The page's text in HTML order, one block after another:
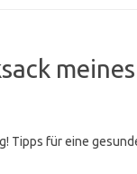
Tipps für eine